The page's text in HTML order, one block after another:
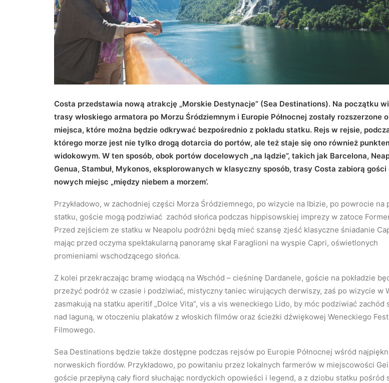
Costa przedstawia nową atrakcję „Morskie Destynacje” (Sea Destinations). Na początku
trasy włoskiego armatora po Morzu Śródziemnym i Europie Północnej zostały rozszerzone
miejsca, które można będzie odkrywać bezpośrednio z pokładu statku. Rejs w rejsie,
którego morze jest nie tylko drogą dotarcia do portów, ale też staje się ono również
widokowym. W ten sposób, obok portów docelowych „na lądzie”, takich jak Barcelona,
Genua, Stambuł, Mykonos, eksplorowanych w klasyczny sposób, trasy Costa zabiorą gości
nowych miejsc „między niebem a morzem’.
Przykładowo, w zachodniej części Morza Śródziemnego, po wizycie na Ibizie, po powrocie na
statku, goście mogą podziwiać zachód słońca podczas hippisowskiej imprezy w zatoce
Przed zejściem ze statku w Neapolu podróżni będą mieć szansę zjeść klasyczne śniadanie
mając przed oczyma spektakularną panoramę skał Faraglioni na wyspie Capri, oświetlonych
promieniami wschodzącego słońca.
Z kolei przekraczając bramę wiodącą na Wschód – cieśninę Dardanele, goście na pokładzie
przeżyć podróż w czasie i podziwiać, mistyczny taniec wirujących derwiszy, zaś po wizycie w
zasmakują na statku aperitif „Dolce Vita”, vis a vis weneckiego Lido, by móc podziwiać zachód
nad laguną, w otoczeniu plakatów z włoskich filmów oraz ścieżki dźwiękowej Weneckiego
Filmowego.
Sea Destinations będzie także dostępne podczas rejsów po Europie Północnej wśród
norweskich fiordów. Przykładowo, po powitaniu przez lokalnych farmerów w miejscowości
goście przepłyną cały fiord słuchając nordyckich opowieści i legend, a z dziobu statku pośród